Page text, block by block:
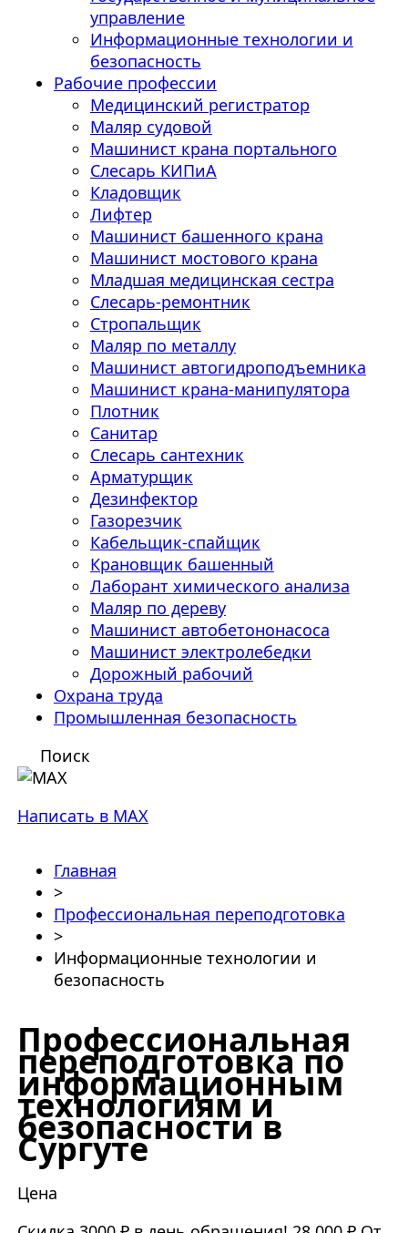
управление
Информационные технологии и
безопасность
Рабочие профессии
Медицинский регистратор
Маляр судовой
Машинист крана портального
Слесарь КИПиА
Кладовщик
Лифтер
Машинист башенного крана
Машинист мостового крана
Младшая медицинская сестра
Слесарь-ремонтник
Стропальщик
Маляр по металлу
Машинист автогидроподъемника
Машинист крана-манипулятора
Плотник
Санитар
Слесарь сантехник
Арматурщик
Дезинфектор
Газорезчик
Кабельщик-спайщик
Крановщик башенный
Лаборант химического анализа
Маляр по дереву
Машинист автобетононасоса
Машинист электролебедки
Дорожный рабочий
Охрана труда
Промышленная безопасность
Поиск
Написать в MAX
Главная
>
Профессиональная переподготовка
>
Информационные технологии и
безопасность
Профессиональная
переподготовка по
информационным
технологиям и
безопасности в
Сургуте
Цена